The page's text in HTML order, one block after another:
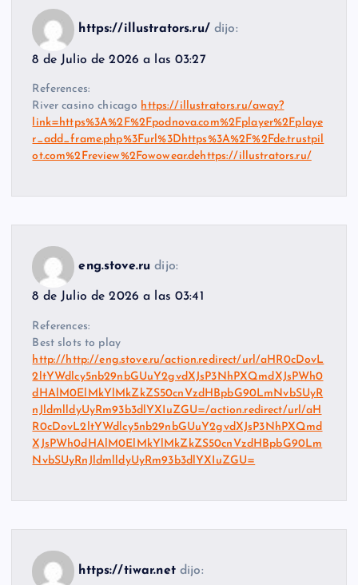
https://illustrators.ru/ dijo:
8 de Julio de 2026 a las 03:27
References:
River casino chicago https://illustrators.ru/away?
link=https%3A%2F%2Fpodnova.com%2Fplayer%2Fplaye
r_add_frame.php%3Furl%3Dhttps%3A%2F%2Fde.trustpil
ot.com%2Freview%2Fowowear.dehttps://illustrators.ru/
eng.stove.ru dijo:
8 de Julio de 2026 a las 03:41
References:
Best slots to play
http://http://eng.stove.ru/action.redirect/url/aHR0cDovL
2ltYWdlcy5nb29nbGUuY2gvdXJsP3NhPXQmdXJsPWh0
dHAlM0ElMkYlMkZkZS50cnVzdHBpbG90LmNvbSUyR
nJldmlldyUyRm93b3dlYXIuZGU=/action.redirect/url/aH
R0cDovL2ltYWdlcy5nb29nbGUuY2gvdXJsP3NhPXQmd
XJsPWh0dHAlM0ElMkYlMkZkZS50cnVzdHBpbG90Lm
NvbSUyRnJldmlldyUyRm93b3dlYXIuZGU=
https://tiwar.net dijo: